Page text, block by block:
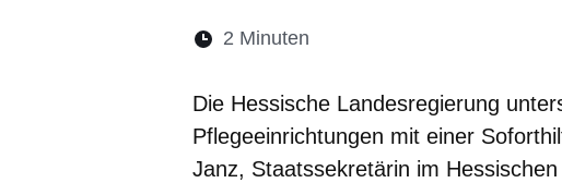
Lesedauer:
2 Minuten
Die Hessische Landesregierung
Pflegeeinrichtungen mit einer
Janz, Staatssekretärin im